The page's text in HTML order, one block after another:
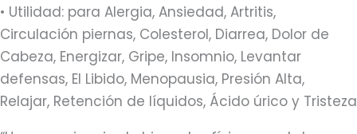
• Utilidad: para Alergia, Ansiedad, Artritis,
Circulación piernas, Colesterol, Diarrea, Dolor de
Cabeza, Energizar, Gripe, Insomnio, Levantar
defensas, El Libido, Menopausia, Presión Alta,
Relajar, Retención de líquidos, Ácido úrico y Tristeza